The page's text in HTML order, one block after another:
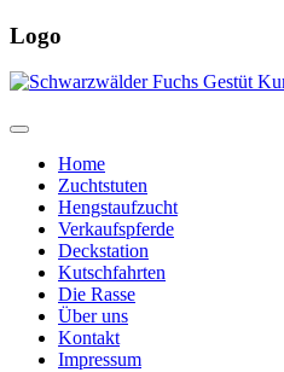
Logo
Home
Zuchtstuten
Hengstaufzucht
Verkaufspferde
Deckstation
Kutschfahrten
Die Rasse
Über uns
Kontakt
Impressum